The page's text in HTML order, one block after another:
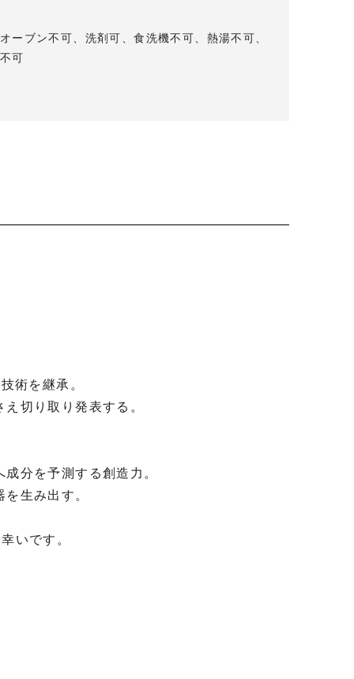
ーブン不可、洗剤可、食洗機不可、熱湯不可、
可
術を継承。
切り取り発表する。
分を予測する創造力。
生み出す。
いです。